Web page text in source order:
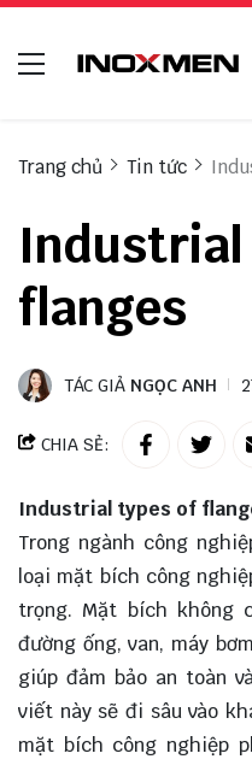
Trang chủ Tin tức
flanges
TÁC GIẢ NGỌC ANH
CHIA SẺ:
Industrial types of
Trong ngành công
loại mặt bích công
trọng. Mặt bích không
đường ống, van, máy
giúp đảm bảo an toàn
viết này sẽ đi sâu vào
mặt bích công nghiệp